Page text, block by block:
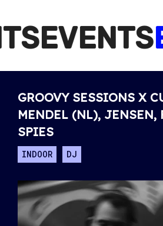
EVENTS
GROOVY SESSIONS X
MENDEL (NL), JENSEN,
SPIES
INDOOR DJ